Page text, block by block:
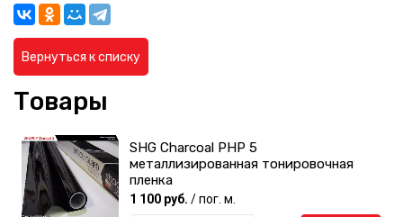
Вернуться к списку
Товары
SHG Charcoal PHP 5
металлизированная тонировочная
пленка
1 100 руб. / пог. м.